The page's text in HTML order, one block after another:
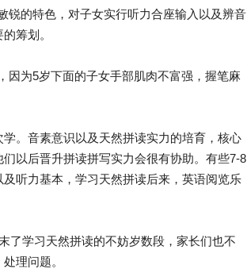
的特色，对子女实行听力合座输入以及辨音
筹划。
为5岁下面的子女手部肌肉不富强，握笔麻
。音素意识以及天然拼读实力的培育，核心
以后晋升拼读拼写实力会很有协助。有些7-8
听力基本，学习天然拼读后来，英语阅览乐
学习天然拼读的不妨岁数段，家长们也不
理问题。